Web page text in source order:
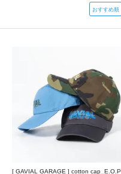
おすすめ順
[ GAVIAL GARAGE ] cotton cap_E.O.P